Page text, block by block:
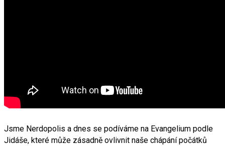
Jsme Nerdopolis a dnes se podíváme na Evangelium podle
Jidáše, které může zásadně ovlivnit naše chápání počátků